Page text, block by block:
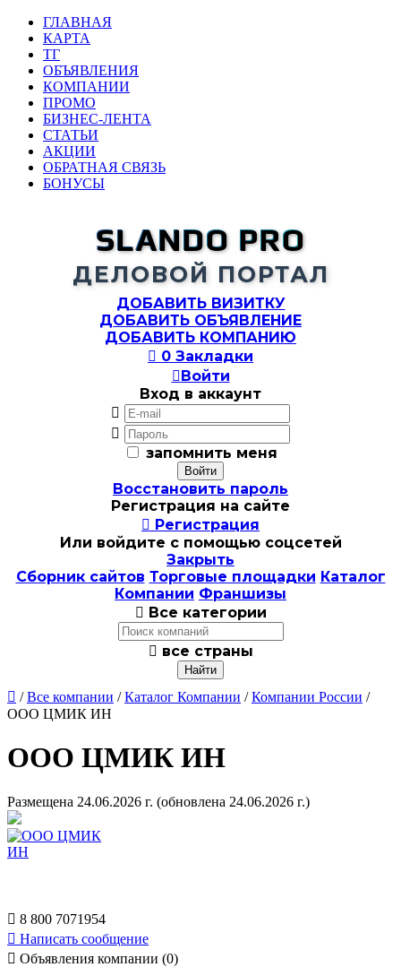
ГЛАВНАЯ
КАРТА
ТГ
ОБЪЯВЛЕНИЯ
КОМПАНИИ
ПРОМО
БИЗНЕС-ЛЕНТА
СТАТЬИ
АКЦИИ
ОБРАТНАЯ СВЯЗЬ
БОНУСЫ
SLANDO PRO
ДЕЛОВОЙ ПОРТАЛ
ДОБАВИТЬ ВИЗИТКУ
ДОБАВИТЬ ОБЪЯВЛЕНИЕ
ДОБАВИТЬ КОМПАНИЮ
 0 Закладки
Войти
Вход в аккаунт


запомнить меня
Восстановить пароль
Регистрация на сайте
 Регистрация
Или войдите с помощью соцсетей
Закрыть
Сборник сайтов Торговые площадки Каталог
Компании Франшизы
 Все категории
 все страны
 /Все компании /Каталог Компании /Компании России /
ООО ЦМИК ИН
ООО ЦМИК ИН
Размещена 24.06.2026 г. (обновлена 24.06.2026 г.)
 8 800 7071954
 Написать сообщение
 Объявления компании (0)